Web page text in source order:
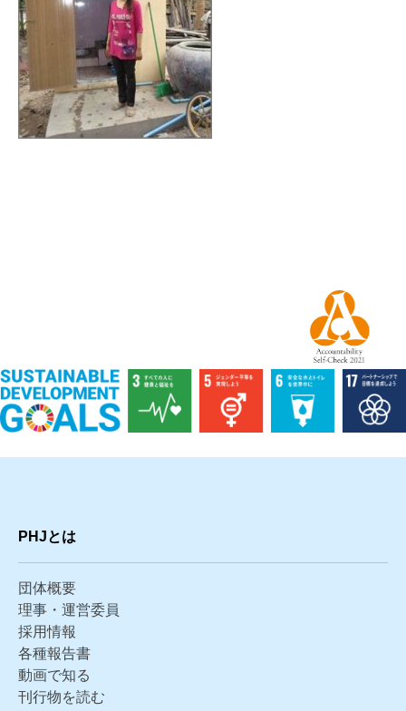
PHJとは
団体概要
理事・運営委員
採用情報
各種報告書
動画で知る
刊行物を読む